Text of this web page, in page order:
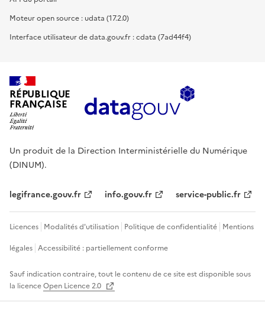
Moteur open source : udata (17.2.0)
Interface utilisateur de data.gouv.fr : cdata (7ad44f4)
RÉPUBLIQUE
FRANÇAISE
Un produit de la Direction Interministérielle du Numérique
(DINUM).
legifrance.gouv.fr info.gouv.fr service-public.fr
Licences Modalités d'utilisation Politique de confidentialité Mentions
légales Accessibilité : partiellement conforme
Sauf indication contraire, tout le contenu de ce site est disponible sous
la licenceOpen Licence 2.0